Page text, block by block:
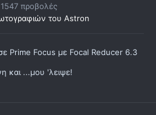
1547 προβολές
του Astron
Prime Focus με Focal Reducer 6.3
και ...μου 'λειψε!